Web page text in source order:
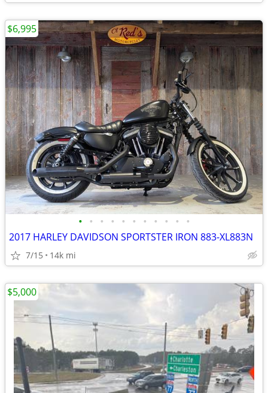
• • • • • • • • • • •
2017 HARLEY DAVIDSON SPORTSTER IRON 883-XL883N
7/15 14k mi
$6,995
$5,000